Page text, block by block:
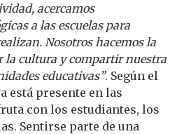
acercamos
a las escuelas para
Nosotros hacemos la
la cultura y compartir nuestra
educativas”. Según el
está presente en las
con los estudiantes, los
Sentirse parte de una